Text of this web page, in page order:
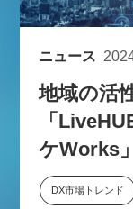
セミナー
ニュース
地域の活
「
ケWorks
DX市場トレンド